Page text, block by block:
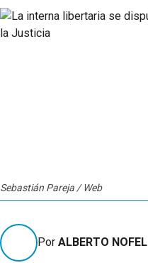
Sebastián Pareja / Web
Por ALBERTO NOFEL